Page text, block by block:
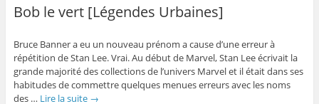
Bob le vert [Légendes Urbaines]
Bruce Banner a eu un nouveau prénom a cause d’une erreur à
répétition de Stan Lee. Vrai. Au début de Marvel, Stan Lee écrivait la
grande majorité des collections de l’univers Marvel et il était dans ses
habitudes de commettre quelques menues erreurs avec les noms
des … Lire la suite →